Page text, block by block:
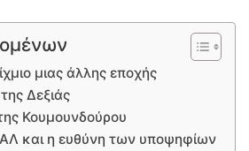
μιας άλλης εποχής
Δεξιάς
Κουμουνδούρου
και η ευθύνη των υποψηφίων